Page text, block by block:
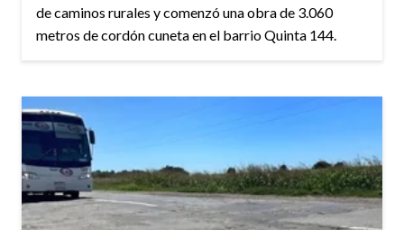
de caminos rurales y comenzó una obra de 3.060
metros de cordón cuneta en el barrio Quinta 144.